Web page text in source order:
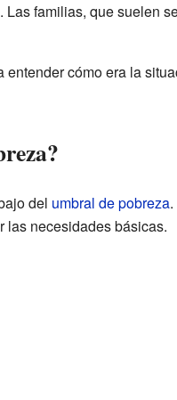
familias, que suelen
cómo era la
del umbral de pobreza.
las necesidades básicas.